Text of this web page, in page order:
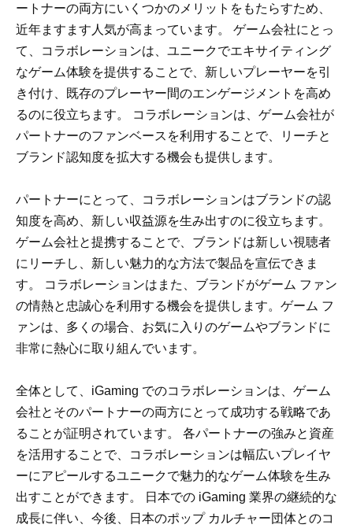
ートナーの両方にいくつかのメリットをもたらすため、
近年ますます人気が高まっています。 ゲーム会社にとっ
て、コラボレーションは、ユニークでエキサイティング
なゲーム体験を提供することで、新しいプレーヤーを引
き付け、既存のプレーヤー間のエンゲージメントを高め
るのに役立ちます。 コラボレーションは、ゲーム会社が
パートナーのファンベースを利用することで、リーチと
ブランド認知度を拡大する機会も提供します。
パートナーにとって、コラボレーションはブランドの認
知度を高め、新しい収益源を生み出すのに役立ちます。
ゲーム会社と提携することで、ブランドは新しい視聴者
にリーチし、新しい魅力的な方法で製品を宣伝できま
す。 コラボレーションはまた、ブランドがゲーム ファン
の情熱と忠誠心を利用する機会を提供します。ゲーム フ
ァンは、多くの場合、お気に入りのゲームやブランドに
非常に熱心に取り組んでいます。
全体として、iGaming でのコラボレーションは、ゲーム
会社とそのパートナーの両方にとって成功する戦略であ
ることが証明されています。 各パートナーの強みと資産
を活用することで、コラボレーションは幅広いプレイヤ
ーにアピールするユニークで魅力的なゲーム体験を生み
出すことができます。 日本での iGaming 業界の継続的な
成長に伴い、今後、日本のポップ カルチャー団体とのコ